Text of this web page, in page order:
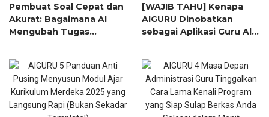
Pembuat Soal Cepat dan
Akurat: Bagaimana AI
Mengubah Tugas
Jam-Jam Menjadi
Hitungan Detik
[WAJIB TAHU] Kenapa
AIGURU Dinobatkan
sebagai Aplikasi Guru All-
Soal + RPP Sekaligus!)